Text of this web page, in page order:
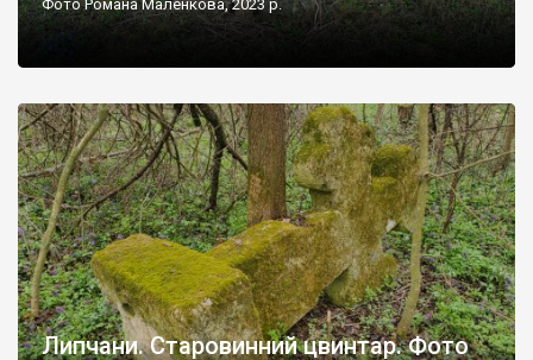
Фото Романа Маленкова, 2023 р.
Липчани. Старовинний цвинтар. Фото